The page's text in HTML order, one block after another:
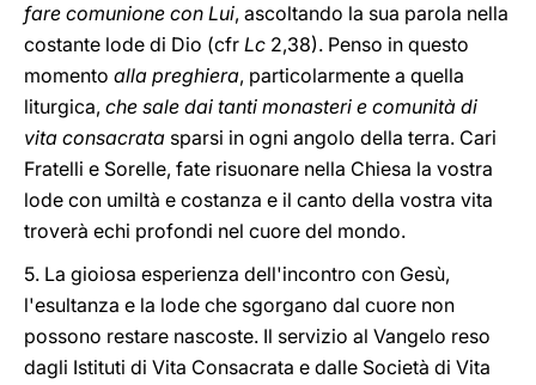
fare comunione con Lui, ascoltando la sua parola nella
costante lode di Dio (cfr Lc 2,38). Penso in questo
momento alla preghiera, particolarmente a quella
liturgica, che sale dai tanti monasteri e comunità di
vita consacrata sparsi in ogni angolo della terra. Cari
Fratelli e Sorelle, fate risuonare nella Chiesa la vostra
lode con umiltà e costanza e il canto della vostra vita
troverà echi profondi nel cuore del mondo.
5. La gioiosa esperienza dell'incontro con Gesù,
l'esultanza e la lode che sgorgano dal cuore non
possono restare nascoste. Il servizio al Vangelo reso
dagli Istituti di Vita Consacrata e dalle Società di Vita